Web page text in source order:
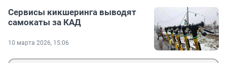
Сервисы кикшеринга выводят
самокаты за КАД
10 марта 2026, 15:06